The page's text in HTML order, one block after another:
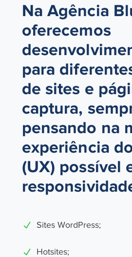
Na Agência
oferecemos
para
de sites e
captura,
pensando na
experiência
(UX) possível
Sites WordPress;
Hotsites;